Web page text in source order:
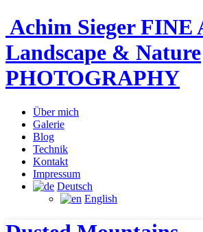
Achim Sieger FINE
Landscape & Nature
PHOTOGRAPHY
Über mich
Galerie
Blog
Technik
Kontakt
Impressum
Deutsch
English